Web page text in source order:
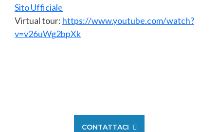
Sito Ufficiale
Virtual tour: https://www.youtube.com/watch?
v=v26uWg2bpXk
CONTATTACI